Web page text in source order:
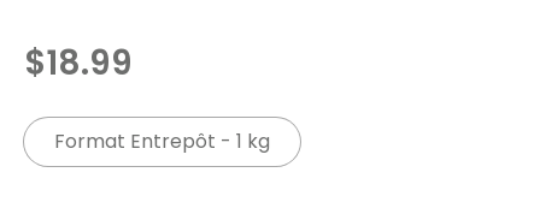
$18.99
Format Entrepôt - 1 kg